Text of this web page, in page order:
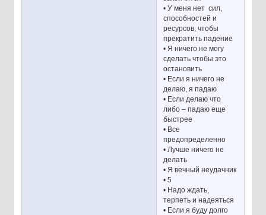
• У меня нет сил,
способностей и
ресурсов, чтобы
прекратить падение
• Я ничего не могу
сделать чтобы это
остановить
• Если я ничего не
делаю, я падаю
• Если делаю что
либо – падаю еще
быстрее
• Все
предопределенно
• Лучше ничего не
делать
• Я вечный неудачник
• 5
• Надо ждать,
терпеть и надеяться
• Если я буду долго